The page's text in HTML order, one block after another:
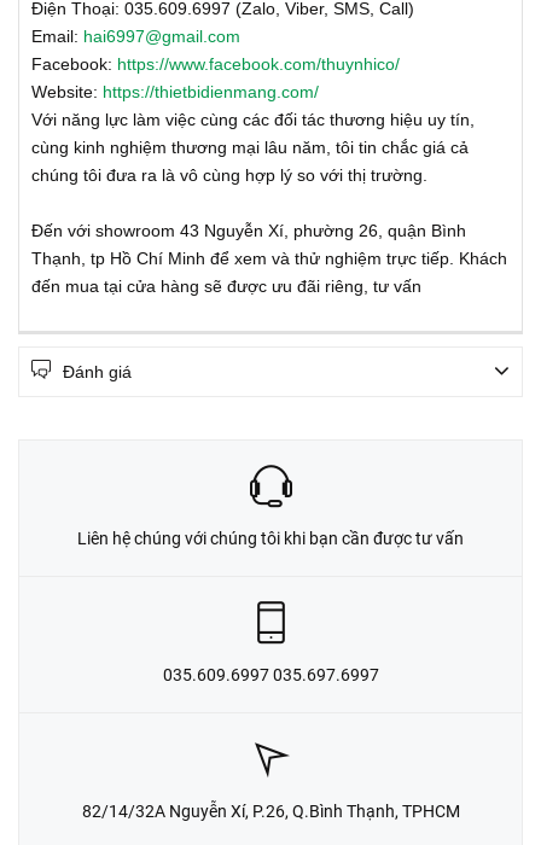
Điện Thoại: 035.609.6997 (Zalo, Viber, SMS, Call)
Email: hai6997@gmail.com
Facebook: https://www.facebook.com/thuynhico/
Website: https://thietbidienmang.com/
Với năng lực làm việc cùng các đối tác thương hiệu uy tín,
cùng kinh nghiệm thương mại lâu năm, tôi tin chắc giá cả
chúng tôi đưa ra là vô cùng hợp lý so với thị trường.
Đến với showroom 43 Nguyễn Xí, phường 26, quận Bình
Thạnh, tp Hồ Chí Minh để xem và thử nghiệm trực tiếp. Khách
đến mua tại cửa hàng sẽ được ưu đãi riêng, tư vấn
Đánh giá
Liên hệ chúng với chúng tôi khi bạn cần được tư vấn
035.609.6997 035.697.6997
82/14/32A Nguyễn Xí, P.26, Q.Bình Thạnh, TPHCM